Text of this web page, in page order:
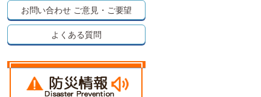
お問い合わせ ご意見・ご要望
よくある質問